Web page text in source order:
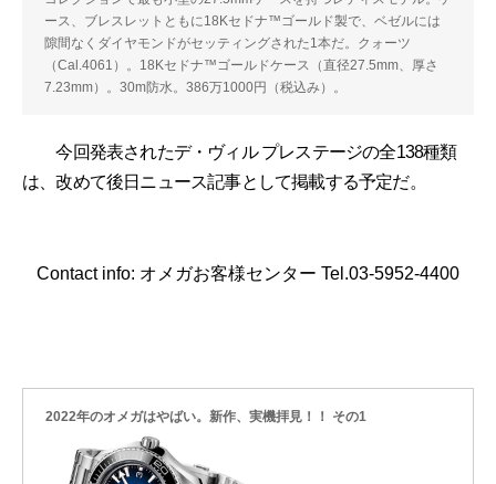
ース、ブレスレットともに18Kセドナ™️ゴールド製で、ベゼルには
隙間なくダイヤモンドがセッティングされた1本だ。クォーツ
（Cal.4061）。18Kセドナ™️ゴールドケース（直径27.5mm、厚さ
7.23mm）。30m防水。386万1000円（税込み）。
今回発表されたデ・ヴィル プレステージの全138種類
は、改めて後日ニュース記事として掲載する予定だ。
Contact info: オメガお客様センター Tel.03-5952-4400
2022年のオメガはやばい。新作、実機拝見！！ その1